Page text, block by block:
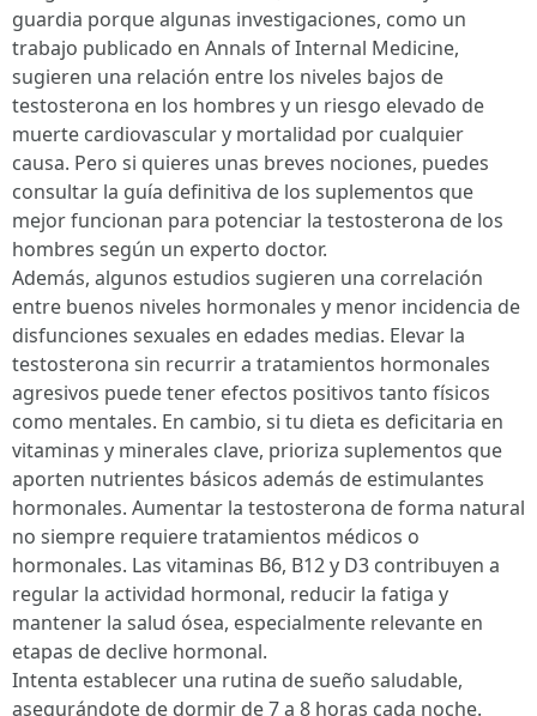
guardia porque algunas investigaciones, como un
trabajo publicado en Annals of Internal Medicine,
sugieren una relación entre los niveles bajos de
testosterona en los hombres y un riesgo elevado de
muerte cardiovascular y mortalidad por cualquier
causa. Pero si quieres unas breves nociones, puedes
consultar la guía definitiva de los suplementos que
mejor funcionan para potenciar la testosterona de los
hombres según un experto doctor.
Además, algunos estudios sugieren una correlación
entre buenos niveles hormonales y menor incidencia de
disfunciones sexuales en edades medias. Elevar la
testosterona sin recurrir a tratamientos hormonales
agresivos puede tener efectos positivos tanto físicos
como mentales. En cambio, si tu dieta es deficitaria en
vitaminas y minerales clave, prioriza suplementos que
aporten nutrientes básicos además de estimulantes
hormonales. Aumentar la testosterona de forma natural
no siempre requiere tratamientos médicos o
hormonales. Las vitaminas B6, B12 y D3 contribuyen a
regular la actividad hormonal, reducir la fatiga y
mantener la salud ósea, especialmente relevante en
etapas de declive hormonal.
Intenta establecer una rutina de sueño saludable,
asegurándote de dormir de 7 a 8 horas cada noche.